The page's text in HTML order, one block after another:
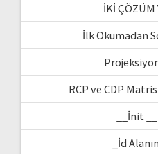
İKİ ÇÖZÜM
İlk Okumadan
RCP ve CDP
__İnit
_İd